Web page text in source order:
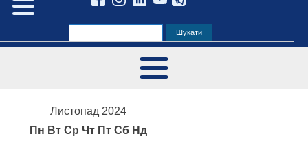
Листопад 2024
Пн Вт Ср Чт Пт Сб Нд